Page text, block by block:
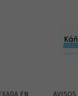
poesía de
EN AVISOS